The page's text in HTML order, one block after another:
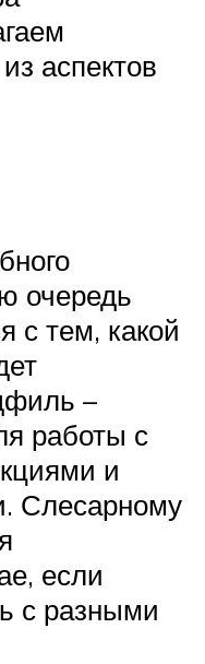
аспектов
очередь
с тем, какой
–
работы с
и
Слесарному
если
с разными